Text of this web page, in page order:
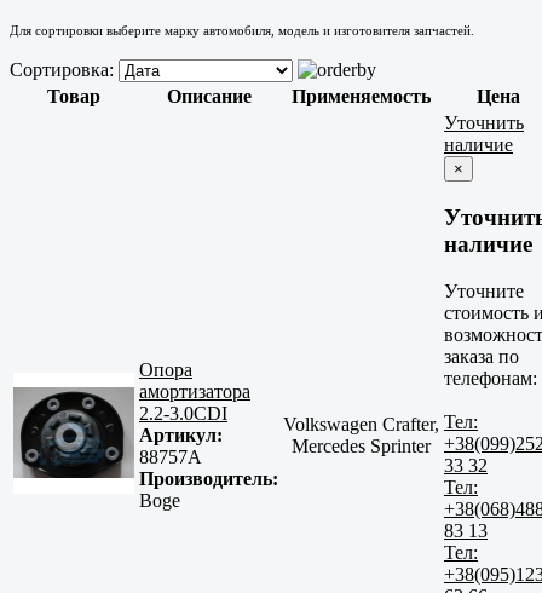
Для сортировки выберите марку автомобиля, модель и изготовителя запчастей.
Сортировка:
Товар
Описание Применяемость Цена
Опора
амортизатора
2.2-3.0CDI
Артикул:
88757A
Производитель:
Boge
Volkswagen Crafter,
Mercedes Sprinter
Уточнить
наличие
×
наличие
Уточните
стоимость
заказа по
телефонам:
Тел:
33 32
Тел:
83 13
Тел: